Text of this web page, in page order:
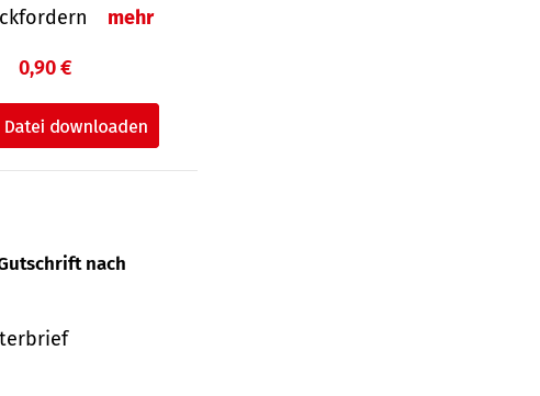
mehr
0,90 €
nach